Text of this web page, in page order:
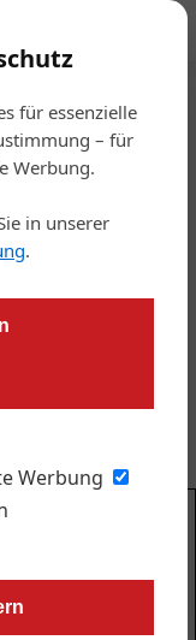
für essenzielle
– für
Werbung.
in unserer
.
Werbung
– eine
in Wien das
Gehölz.